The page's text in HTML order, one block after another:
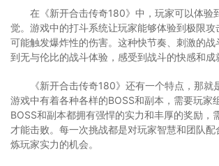
在《新开合击传奇180》中，玩家可以体验
觉。游戏中的打斗系统让玩家能够体验到极限
可能触发爆炸性的伤害。这种快节奏、刺激的战
到无与伦比的战斗体验，感受到战斗的快感和成
《新开合击传奇180》还有一个特点，那就
游戏中有着各种各样的BOSS和副本，需要玩家
BOSS和副本都拥有强悍的实力和丰厚的奖励，
才能击败。每一次挑战都是对玩家智慧和团队
炼玩家实力的机会。